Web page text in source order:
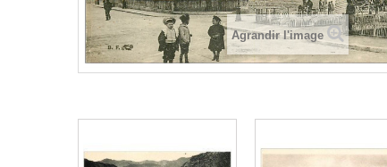
Agrandir l'image